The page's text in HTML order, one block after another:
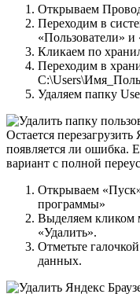
Открываем
Переходим в
«Пользователи» и
Кликаем по
Переходим в
Удаляем папку
Остается
появляется ли ошибка.
вариант с полной
Открываем
программы»
Выделяем кликом
«Удалить».
Отметьте
данных.